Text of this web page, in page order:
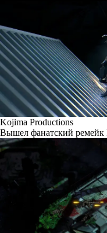
Kojima Productions
Вышел фанатский ремейк